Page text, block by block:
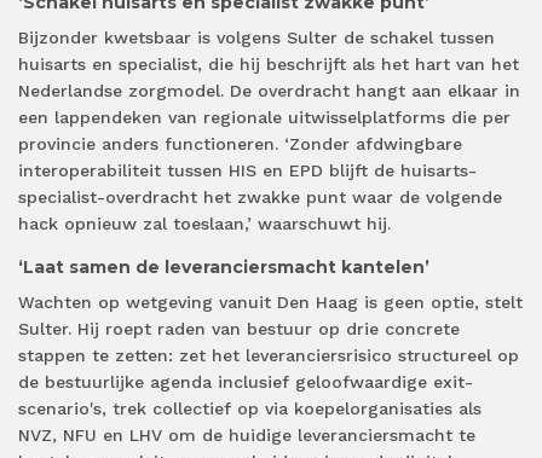
Bijzonder kwetsbaar is volgens Sulter de schakel tussen
huisarts en specialist, die hij beschrijft als het hart van het
Nederlandse zorgmodel. De overdracht hangt aan elkaar in
een lappendeken van regionale uitwisselplatforms die per
provincie anders functioneren. ‘Zonder afdwingbare
interoperabiliteit tussen HIS en EPD blijft de huisarts-
specialist-overdracht het zwakke punt waar de volgende
hack opnieuw zal toeslaan,’ waarschuwt hij.
‘Laat samen de leveranciersmacht kantelen’
Wachten op wetgeving vanuit Den Haag is geen optie, stelt
Sulter. Hij roept raden van bestuur op drie concrete
stappen te zetten: zet het leveranciersrisico structureel op
de bestuurlijke agenda inclusief geloofwaardige exit-
scenario's, trek collectief op via koepelorganisaties als
NVZ, NFU en LHV om de huidige leveranciersmacht te